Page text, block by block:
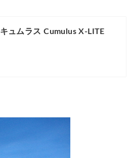
ュムラス Cumulus X-LITE